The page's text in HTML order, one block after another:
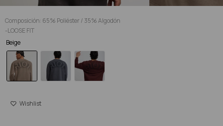
Composición: 65% Poliéster / 35% Algodón
-LOOSE FIT
Beige